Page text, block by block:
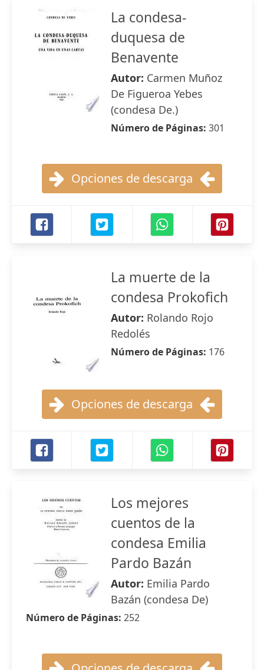
La condesa-
duquesa de
Benavente
Autor: Carmen Muñoz
De Figueroa Yebes
(condesa De.)
Número de Páginas: 301
Opciones de descarga
La muerte de la
condesa Prokofich
Autor: Rolando Rojo
Redolés
Número de Páginas: 176
Opciones de descarga
Los mejores
cuentos de la
condesa Emilia
Pardo Bazán
Autor: Emilia Pardo
Bazán (condesa De)
Número de Páginas: 252